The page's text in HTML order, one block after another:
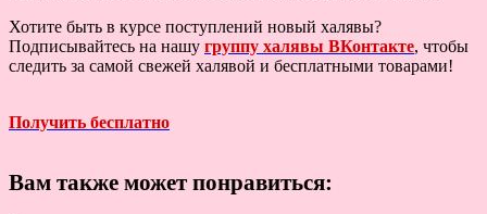
Хотите быть в курсе поступлений новый халявы?
Подписывайтесь на нашу группу халявы ВКонтакте, чтобы
следить за самой свежей халявой и бесплатными товарами!
Получить бесплатно
Вам также может понравиться: